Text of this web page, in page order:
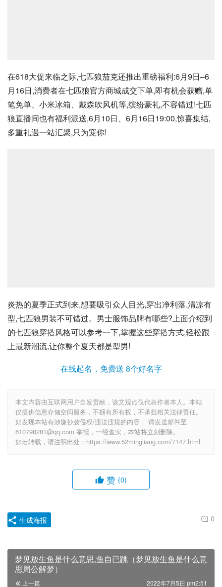
在618大促来临之际,七匹狼茄克还推出重磅福利:6月9日–6
月16日,消费者在七匹狼官方商城成交下单,即有机会获赠,单
笔免单、小米冰箱、戴森吹风机等,缤纷豪礼,不容错过!七匹
狼直播间也有福利派送,6月10日、6月16日19:00,惊喜集结,
多重礼遇一站汇聚,只为宠你!
炎热的夏季正式到来,想要吸引众人目光,穿出净利落,清凉有
型,七匹狼男装不可错过。男士服饰品牌有哪些?上面介绍到
的七匹狼穿搭风格可以参考一下,掌握这些穿搭方式,轻松跟
上最新潮流,让你整个夏天都是型男!
在线起名，免费送 8个好名字
本文内容由互联网用户自发贡献，该文观点仅代表作者本人。本站
仅提供信息存储空间服务，不拥有所有权，不承担相关法律责任。
如发现本站有涉嫌抄袭侵权/违法违规的内容， 请发送邮件至
610798281@qq.com 举报，一经查实，本站将立刻删除。
如若转载，请注明出处：https://www.52mingliang.com/7147.html
赞 (0)
0
生成海报
梦见放生鱼是什么意思,鱼自已跳（梦见放生鱼是什么意
思周公解梦）
上一篇 2022年7月5日 pm2:51